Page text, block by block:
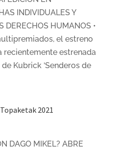
INDIVIDUALES Y
DERECHOS HUMANOS •
el estreno
recientemente estrenada
de Kubrick ‘Senderos de
2021
DAGO MIKEL? ABRE